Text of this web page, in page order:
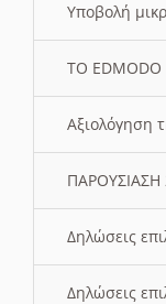
Υποβολή
ΤΟ EDMODO
Αξιολόγηση
Δηλώσεις
Δηλώσεις